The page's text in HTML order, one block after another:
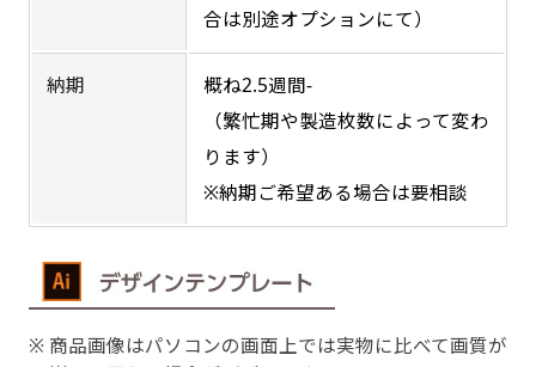
合は別途オプションにて）
納期
概ね2.5週間-
（繁忙期や製造枚数によって変わ
ります）
※納期ご希望ある場合は要相談
商品画像はパソコンの画面上では実物に比べて画質が
Aバナー(60x180)
Aバナーは三角の形状を利用することでA面B面2
種のデザインを楽しむことができます。前からも
A面B面のデザイン変化を楽しんでお客様にアピ
ールするもよし、両面同じデザインでアピールす
るもよしです！
自由入力(180x60以内)
お好みのサイズで縦幕・横幕の作成が可能です。
長辺が180cm以内、短辺が60cm以内であれば自
幕の製作をお楽しみください
（※cm単位での指定でおねがいいたします。）